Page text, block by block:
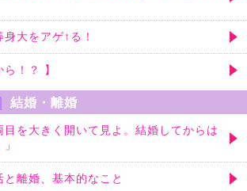
大をアゲ↑る！
ら！？ 】
結婚・離婚
目を大きく開いて見よ。結婚してからは
離婚、基本的なこと